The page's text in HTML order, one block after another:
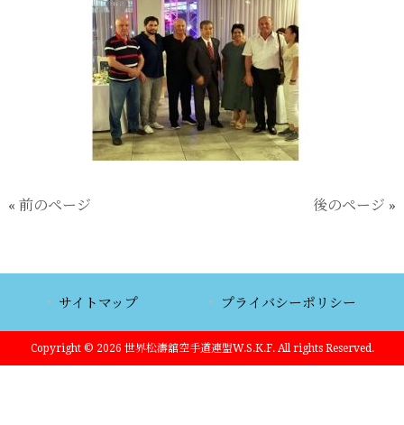
« 前のページ 後のページ »
サイトマップ プライバシーポリシー
Copyright © 2026 世界松濤舘空手道連盟W.S.K.F. All rights Reserved.